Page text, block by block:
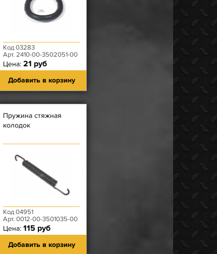
Код 03283
Арт. 2410-00-3502051-00
Цена: 21 руб
Добавить в корзину
Пружина стяжная
колодок
Код 04951
Арт. 0012-00-3501035-00
Цена: 115 руб
Добавить в корзину